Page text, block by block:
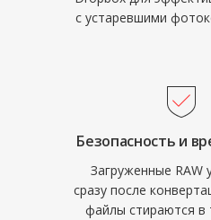
с устаревшими
Безопасность и
Загруженные RAW
сразу после
файлы стираются в